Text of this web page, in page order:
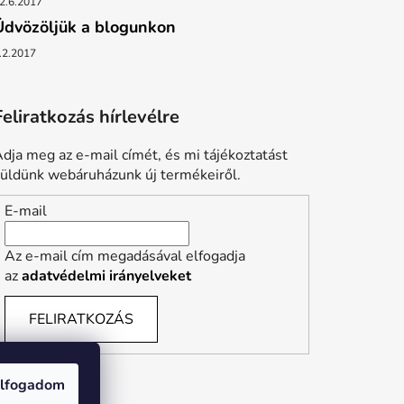
a blogunkon
hírlevélre
meg az e-mail címét, és mi tájékoztatást
webáruházunk új termékeiről.
E-mail
Az e-mail cím megadásával elfogadja
azadatvédelmi irányelveket
FELIRATKOZÁS